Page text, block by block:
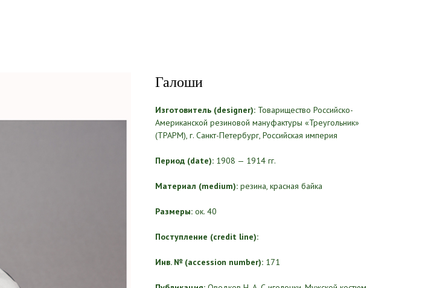
Галоши
Изготовитель (designer): Товарищество Российско-
Американской резиновой мануфактуры «Треугольник»
(ТРАРМ), г. Санкт-Петербург, Российская империя
Период (date): 1908 — 1914 гг.
Материал (medium): резина, красная байка
Размеры: ок. 40
Поступление (credit line):
Инв. № (accession number): 171